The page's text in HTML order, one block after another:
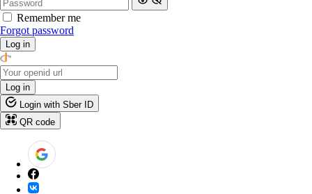
Remember me
Forgot password
Log in
Log in
Login with Sber ID
QR code